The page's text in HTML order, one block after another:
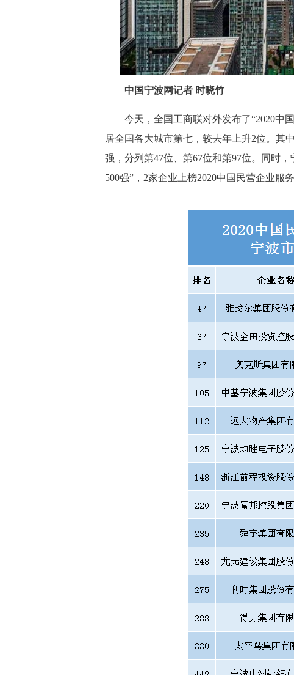
中国宁波网记者 时晓竹
今天，全国工商联对外发布了“2020中
居全国各大城市第七，较去年上升2位。其
强，分列第47位、第67位和第97位。同时
500强”，2家企业上榜2020中国民营企业服务